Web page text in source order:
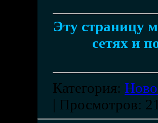
Эту страницу
сетях и
Категория:
| Просмотров: